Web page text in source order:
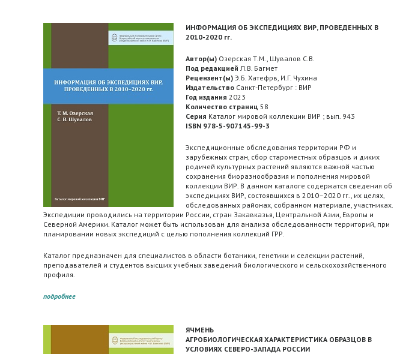
ИНФОРМАЦИЯ ОБ ЭКСПЕДИЦИЯХ ВИР, ПРОВЕДЕННЫХ В
2010-2020 гг.
Автор(ы) Озерская Т.М., Шувалов С.В.
Под редакцией Л.В. Багмет
Рецензент(ы) Э.Б. Хатефрв, И.Г. Чухина
Издательство Санкт-Петербург : ВИР
Год издания 2023
Количество страниц 58
Серия Каталог мировой коллекции ВИР ; вып. 943
ISBN 978-5-907145-99-3
Экспедиционные обследования территории РФ и
зарубежных стран, сбор староместных образцов и диких
родичей культурных растений являются важной частью
сохранения биоразнообразия и пополнения мировой
коллекции ВИР. В данном каталоге содержатся сведения об
экспедициях ВИР, состоявшихся в 2010–2020 гг., их целях,
обследованных районах, собранном материале, участниках.
Экспедиции проводились на территории России, стран Закавказья, Центральной Азии, Европы и
Северной Америки. Каталог может быть использован для анализа обследованности территорий, при
планировании новых экспедиций с целью пополнения коллекций ГРР.
Каталог предназначен для специалистов в области ботаники, генетики и селекции растений,
преподавателей и студентов высших учебных заведений биологического и сельскохозяйственного
профиля.
подробнее
ЯЧМЕНЬ
АГРОБИОЛОГИЧЕСКАЯ ХАРАКТЕРИСТИКА ОБРАЗЦОВ В
УСЛОВИЯХ СЕВЕРО-ЗАПАДА РОССИИ